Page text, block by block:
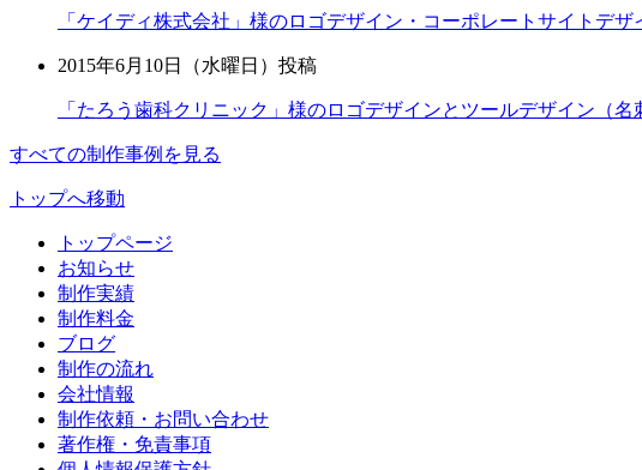
「ケイディ株式会社」様のロゴデザイン・コーポレートサイトデザ
2015年6月10日（水曜日）投稿
「たろう歯科クリニック」様のロゴデザインとツールデザイン（
すべての制作事例を見る
トップへ移動
トップページ
お知らせ
制作実績
制作料金
ブログ
制作の流れ
会社情報
制作依頼・お問い合わせ
著作権・免責事項